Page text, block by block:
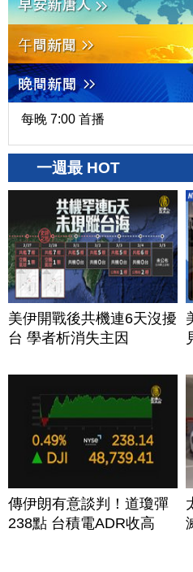
每晚 7:00 首播
一週最 HOT
美伊開戰後共機連6天沒擾
台 學者析消失主因
傳伊朗有意談判！道瓊彈
238點 台積電ADR收高